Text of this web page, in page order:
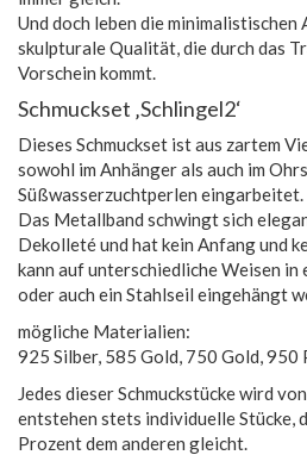
Und doch leben die
skulpturale Qualität, die durch das
Vorschein kommt.
Schmuckset ‚Schlingel2‘
Dieses Schmuckset ist aus zartem
sowohl im Anhänger als auch im
Süßwasserzuchtperlen eingarbeitet.
Das Metallband schwingt sich
Dekolleté und hat kein Anfang und
kann auf unterschiedliche Weisen
oder auch ein Stahlseil eingehängt
mögliche Materialien:
925 Silber, 585 Gold, 750 Gold, 950
Jedes dieser Schmuckstücke wird
entstehen stets individuelle Stücke,
Prozent dem anderen gleicht.